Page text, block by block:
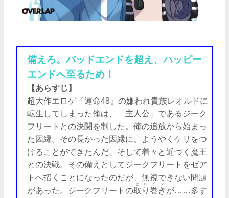
備えろ。バッドエンドを超え、ハッピー
エンドへ至るため！
【あらすじ】
超大作エロゲ『運命48』の嫌われ貴族レオルドに
転生してしまった俺は、「主人公」であるジーク
フリートとの決闘を制した。俺の追放から始まっ
た因縁。その長かった因縁に、ようやくケリをつ
けることができたんだ。そして着々と近づく魔王
との決戦。その備えとしてジークフリートをゼア
トへ招くことになったのだが、無視できない問題
があった。ジークフリートの取り巻き
ヒロイン
が……多す